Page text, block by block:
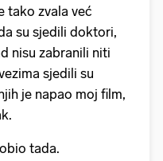
tako zvala već
su sjedili doktori,
nisu zabranili niti
sjedili su
je napao moj film,
tada.